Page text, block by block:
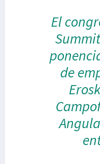
El
de